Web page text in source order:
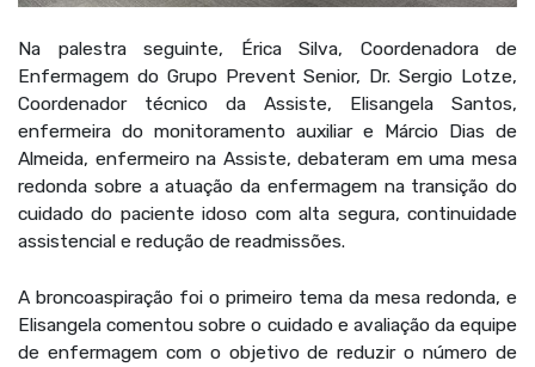
Na palestra seguinte, Érica Silva, Coordenadora de
Enfermagem do Grupo Prevent Senior, Dr. Sergio Lotze,
Coordenador técnico da Assiste, Elisangela Santos,
enfermeira do monitoramento auxiliar e Márcio Dias de
Almeida, enfermeiro na Assiste, debateram em uma mesa
redonda sobre a atuação da enfermagem na transição do
cuidado do paciente idoso com alta segura, continuidade
assistencial e redução de readmissões.
A broncoaspiração foi o primeiro tema da mesa redonda, e
Elisangela comentou sobre o cuidado e avaliação da equipe
de enfermagem com o objetivo de reduzir o número de